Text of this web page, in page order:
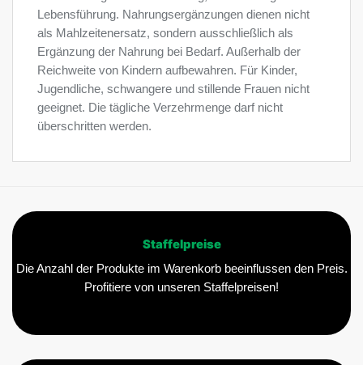
Lebensführung. Nahrungsergänzungen dienen nicht
als Mahlzeitenersatz, sondern ausschließlich als
Ergänzung der Nahrung bei Bedarf. Außerhalb der
Reichweite von Kindern aufbewahren. Für Kinder,
Jugendliche, schwangere und stillende Frauen nicht
geeignet. Die tägliche Verzehrmenge darf nicht
überschritten werden.
Staffelpreise
Die Anzahl der Produkte im Warenkorb beeinflussen den Preis.
Profitiere von unseren Staffelpreisen!